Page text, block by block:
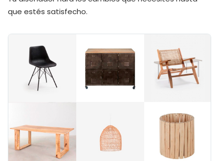
que estés satisfecho.